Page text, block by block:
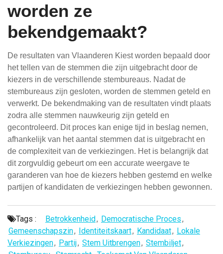
worden ze
bekendgemaakt?
De resultaten van Vlaanderen Kiest worden bepaald door
het tellen van de stemmen die zijn uitgebracht door de
kiezers in de verschillende stembureaus. Nadat de
stembureaus zijn gesloten, worden de stemmen geteld en
verwerkt. De bekendmaking van de resultaten vindt plaats
zodra alle stemmen nauwkeurig zijn geteld en
gecontroleerd. Dit proces kan enige tijd in beslag nemen,
afhankelijk van het aantal stemmen dat is uitgebracht en
de complexiteit van de verkiezingen. Het is belangrijk dat
dit zorgvuldig gebeurt om een accurate weergave te
garanderen van hoe de kiezers hebben gestemd en welke
partijen of kandidaten de verkiezingen hebben gewonnen.
Tags : Betrokkenheid, Democratische Proces,
Gemeenschapszin, Identiteitskaart, Kandidaat, Lokale
Verkiezingen, Partij, Stem Uitbrengen, Stembiljet,